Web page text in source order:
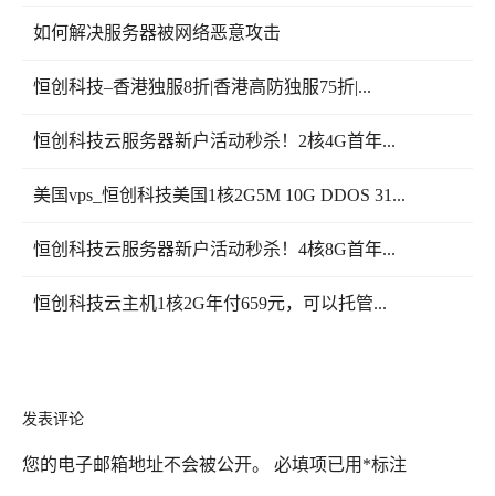
如何解决服务器被网络恶意攻击
恒创科技–香港独服8折|香港高防独服75折|...
恒创科技云服务器新户活动秒杀！2核4G首年...
美国vps_恒创科技美国1核2G5M 10G DDOS 31...
恒创科技云服务器新户活动秒杀！4核8G首年...
恒创科技云主机1核2G年付659元，可以托管...
发表评论
您的电子邮箱地址不会被公开。 必填项已用 *标注